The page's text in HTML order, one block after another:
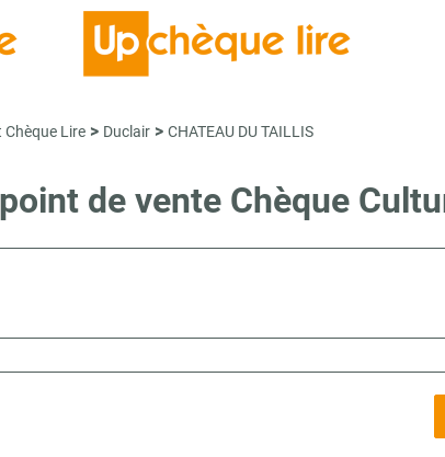
Chèque Lire > Duclair > CHATEAU DU TAILLIS
de vente Chèque